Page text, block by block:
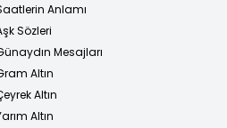
Anlamı
Sözleri
Mesajları
Altın
Altın
Altın